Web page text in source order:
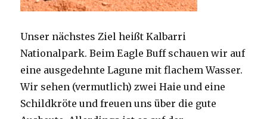
Unser nächstes Ziel heißt Kalbarri
Nationalpark. Beim Eagle Buff schauen wir auf
eine ausgedehnte Lagune mit flachem Wasser.
Wir sehen (vermutlich) zwei Haie und eine
Schildkröte und freuen uns über die gute